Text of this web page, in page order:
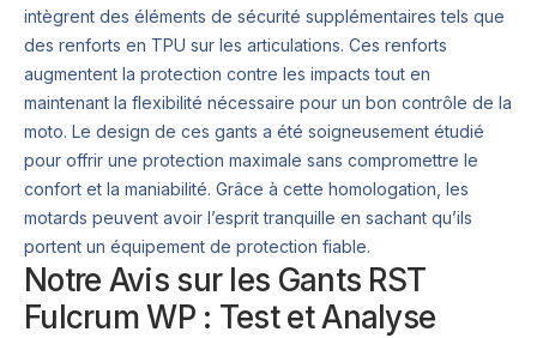
intègrent des éléments de sécurité supplémentaires tels que
des renforts en TPU sur les articulations. Ces renforts
augmentent la protection contre les impacts tout en
maintenant la flexibilité nécessaire pour un bon contrôle de la
moto. Le design de ces gants a été soigneusement étudié
pour offrir une protection maximale sans compromettre le
confort et la maniabilité. Grâce à cette homologation, les
motards peuvent avoir l’esprit tranquille en sachant qu’ils
portent un équipement de protection fiable.
Notre Avis sur les Gants RST
Fulcrum WP : Test et Analyse